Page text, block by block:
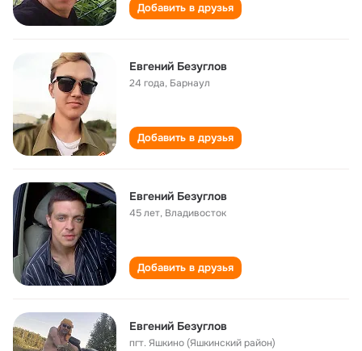
Добавить в друзья
Евгений Безуглов
24 года, Барнаул
Добавить в друзья
Евгений Безуглов
45 лет, Владивосток
Добавить в друзья
Евгений Безуглов
пгт. Яшкино (Яшкинский район)